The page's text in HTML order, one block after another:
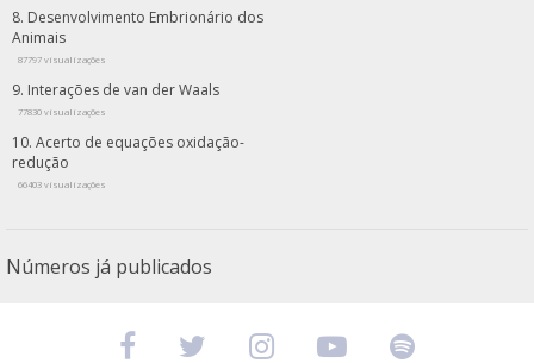
Desenvolvimento Embrionário dos
Animais
87797 visualizações
Interações de van der Waals
77830 visualizações
Acerto de equações oxidação-
redução
66403 visualizações
Números já publicados